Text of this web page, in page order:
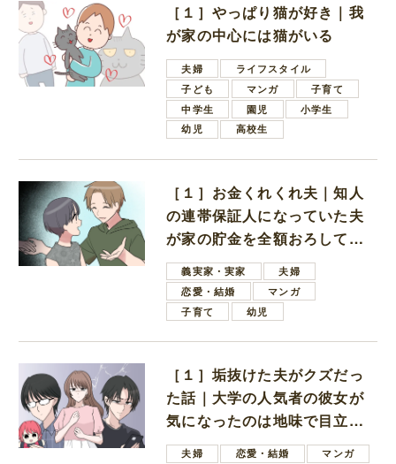
［１］やっぱり猫が好き｜我
が家の中心には猫がいる
夫婦
ライフスタイル
子ども
マンガ
子育て
中学生
園児
小学生
幼児
高校生
［１］お金くれくれ夫｜知人
の連帯保証人になっていた夫
が家の貯金を全額おろしてほ
しいと言ってきた
義実家・実家
夫婦
恋愛・結婚
マンガ
子育て
幼児
［１］垢抜けた夫がクズだっ
た話｜大学の人気者の彼女が
気になったのは地味で目立た
ない男子学生
夫婦 恋愛・結婚
マンガ